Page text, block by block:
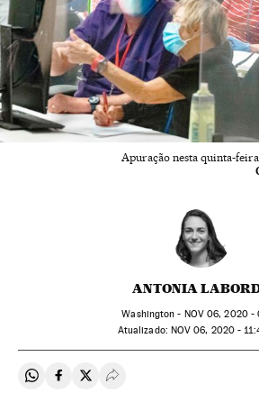
Apuração nesta quinta-
ANTONIA
Washington - NOV06, 2020 -
atualizado: NOV 06, 2020 -
Compartir en Whatsapp
Compartir en Facebook
Compartir en Twitter
Desplegar Redes